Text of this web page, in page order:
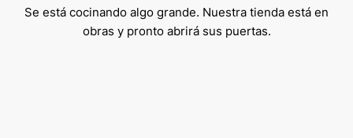
Se está cocinando algo grande. Nuestra tienda está en
obras y pronto abrirá sus puertas.